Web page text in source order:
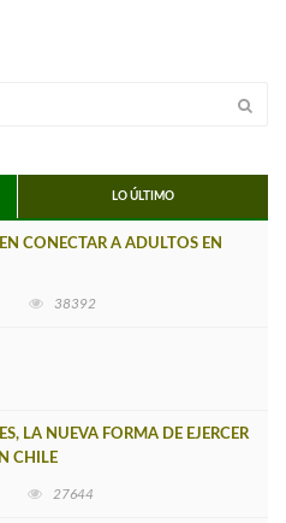
LO ÚLTIMO
CONECTAR A ADULTOS EN
38392
LA NUEVA FORMA DE EJERCER
CHILE
27644